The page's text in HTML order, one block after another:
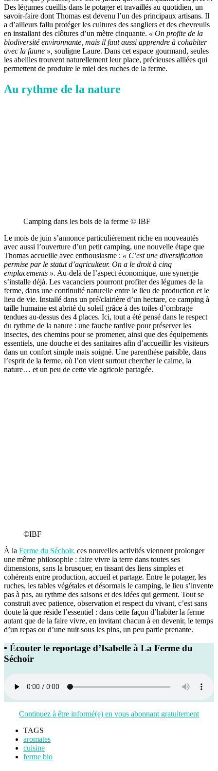
Des légumes cueillis dans le potager et travaillés au quotidien, un
savoir-faire dont Thomas est devenu l’un des principaux artisans. Il
a d’ailleurs fallu protéger les cultures des sangliers et des chevreuils
en installant des clôtures d’un mètre cinquante. « On profite de la
biodiversité environnante, mais il faut aussi apprendre à cohabiter
avec la faune », souligne Laure. Dans cet espace gourmand, seules
les abeilles trouvent naturellement leur place, précieuses alliées qui
permettent de produire le miel des ruches de la ferme.
Au rythme de la nature
Camping dans les bois de la ferme © IBF
Le mois de juin s’annonce particulièrement riche en nouveautés
avec aussi l’ouverture d’un petit camping, une nouvelle étape que
Thomas accueille avec enthousiasme : « C’est une diversification
permise par le statut d’agriculteur. On a le droit à cinq
emplacements ». Au-delà de l’aspect économique, une synergie
s’installe déjà. Les vacanciers pourront profiter des légumes de la
ferme, dans une continuité naturelle entre le lieu de production et le
lieu de vie. Installé dans un pré/clairière d’un hectare, ce camping à
taille humaine est abrité du soleil grâce à des toiles d’ombrage
tendues au-dessus des 4 places. Ici, tout a été pensé dans le respect
du rythme de la nature : une fauche tardive pour préserver les
insectes, des chemins pour se promener, ainsi que des équipements
essentiels, une douche et des sanitaires afin d’accueillir les visiteurs
dans un confort simple mais soigné. Une parenthèse paisible, dans
l’esprit de la ferme, où l’on vient surtout chercher le calme, la
nature… et un peu de cette vie agricole partagée.
©IBF
À la Ferme du Séchoir, ces nouvelles activités viennent prolonger
une même philosophie : faire vivre la terre dans toutes ses
dimensions, sans la brusquer, en tissant des liens simples et
cohérents entre production, accueil et partage. Entre le potager, les
ruches, les tables végétales et désormais le camping, le lieu s’invente
pas à pas, au rythme des saisons et des idées qui germent. Tout se
construit avec patience, observation et respect du vivant, c’est sans
doute là que réside l’essentiel : dans cette façon d’habiter la ferme
autant que de la faire vivre, en invitant chacun à en devenir, le temps
d’un repas ou d’une nuit sous les pins, un peu partie prenante.
• Écouter le reportage d’Isabelle à La Ferme du
Séchoir
Continuez à être informé(e) en vous abonnant gratuitement
TAGS
aromates
cuisine
ferme bio